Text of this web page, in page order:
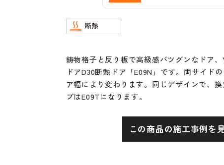
断熱
鋳物格子と反り板で高級感バツグンなドア
ドアD30断熱ドア「E09N」です。両サイド
ア幅により変わります。同じデザインで、
プはE09Tになります。
この商品の施工事例を